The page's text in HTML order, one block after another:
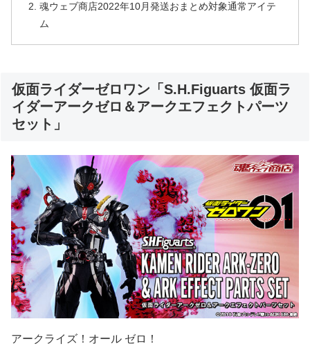
魂ウェブ商店2022年10月発送おまとめ対象通常アイテ
ム
仮面ライダーゼロワン「S.H.Figuarts 仮面ラ
イダーアークゼロ＆アークエフェクトパーツ
セット」
アークライズ！オール ゼロ！